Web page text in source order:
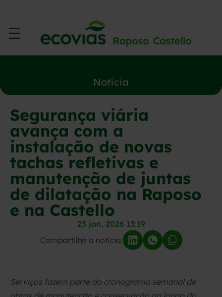
Notícia
Segurança viária
avança com a
instalação de novas
tachas refletivas e
manutenção de juntas
de dilatação na Raposo
e na Castello
23 jan, 2026 13:19
Compartilhe a notícia:
Serviços fazem parte do cronograma semanal de